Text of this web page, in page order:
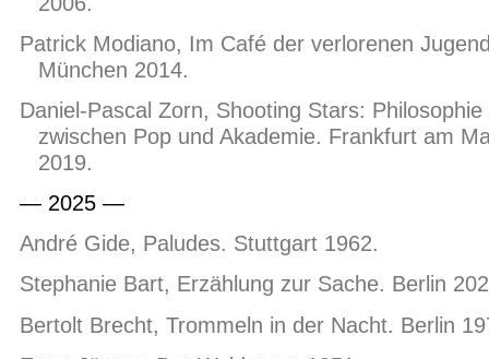
Patrick Modiano, Im Café der verlorenen
München 2014.
Daniel-Pascal Zorn, Shooting Stars: Philosophie
zwischen Pop und Akademie. Frankfurt am
2019.
— 2025 —
André Gide, Paludes. Stuttgart 1962.
Stephanie Bart, Erzählung zur Sache. Berlin
Bertolt Brecht, Trommeln in der Nacht. Berlin